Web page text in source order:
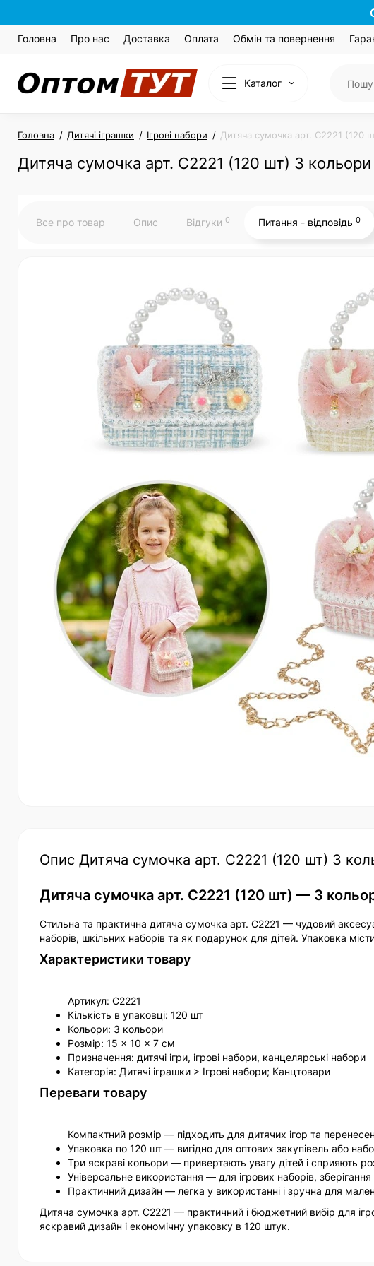
Головна Про нас Доставка Оплата Обмін та повернення
Каталог
Головна Дитячі іграшки Ігрові набори Дитяча сумочка арт. C2221 (120
Дитяча сумочка арт. C2221 (120 шт) 3
Все про товар Опис Відгуки 0 Питання - відповідь 0
Опис Дитяча сумочка арт. C2221 (120 шт) 3
Дитяча сумочка арт. C2221 (120 шт) — 3
Стильна та практична дитяча сумочка арт. C2221 — чудовий
наборів, шкільних наборів та як подарунок для дітей. Упаковка
Характеристики товару
Артикул: C2221
Кількість в упаковці: 120 шт
Кольори: 3 кольори
Розмір: 15 × 10 × 7 см
Призначення: дитячі ігри, ігрові набори, канцелярські набори
Категорія: Дитячі іграшки > Ігрові набори; Канцтовари
Переваги товару
Компактний розмір — підходить для дитячих ігор та
Упаковка по 120 шт — вигідно для оптових закупівель або
Три яскраві кольори — привертають увагу дітей і сприяють
Універсальне використання — для ігрових наборів,
Практичний дизайн — легка у використанні і зручна для
Дитяча сумочка арт. C2221 — практичний і бюджетний вибір для
яскравий дизайн і економічну упаковку в 120 штук.